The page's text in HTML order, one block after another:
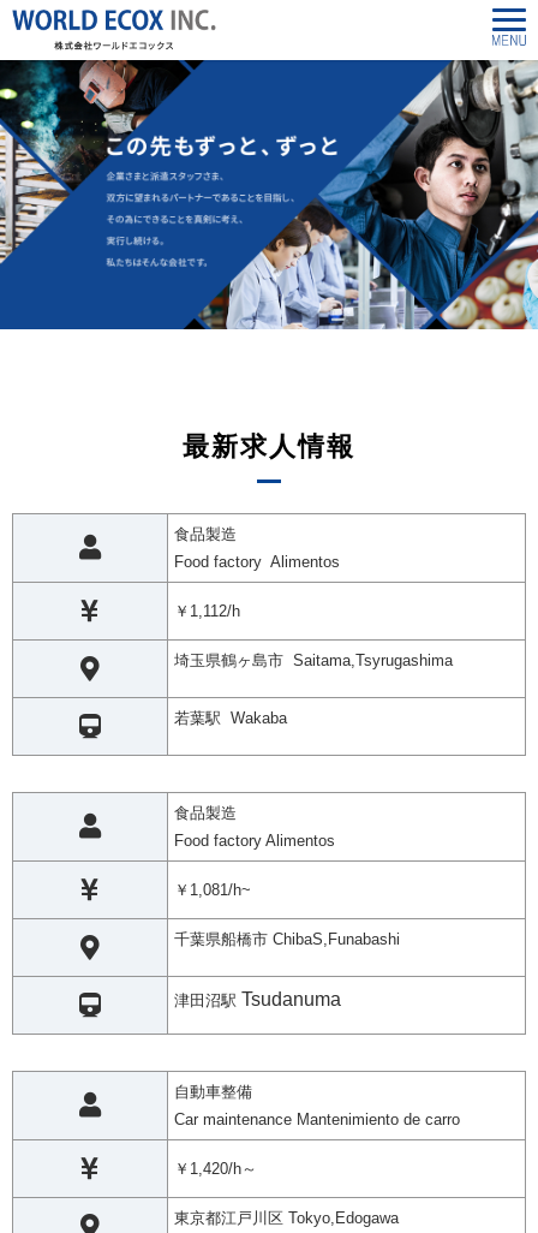
最新求人情報
食品製造
Food factory Alimentos
￥1,112/h
埼玉県鶴ヶ島市 Saitama,Tsyrugashima
若葉駅 Wakaba
食品製造
Food factory Alimentos
￥1,081/h~
千葉県船橋市 ChibaS,Funabashi
津田沼駅 Tsudanuma
自動車整備
Car maintenance Mantenimiento de carro
￥1,420/h～
東京都江戸川区 Tokyo,Edogawa